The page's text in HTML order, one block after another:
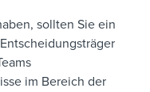
sollten Sie ein
im Bereich der